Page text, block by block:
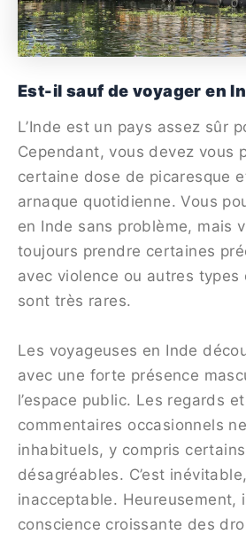
Est-il sauf de voyager en
L’Inde est un pays assez sûr
Cependant, vous devez vous
certaine dose de picaresque
arnaque quotidienne. Vous
en Inde sans problème, mais
toujours prendre certaines
avec violence ou autres types
sont très rares.
Les voyageuses en Inde
avec une forte présence
l’espace public. Les regards
commentaires occasionnels
inhabituels, y compris
désagréables. C’est
inacceptable. Heureusement,
conscience croissante des